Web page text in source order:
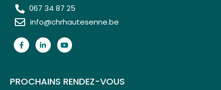
067 34 87 25
info@chrhautesenne.be
PROCHAINS RENDEZ-VOUS